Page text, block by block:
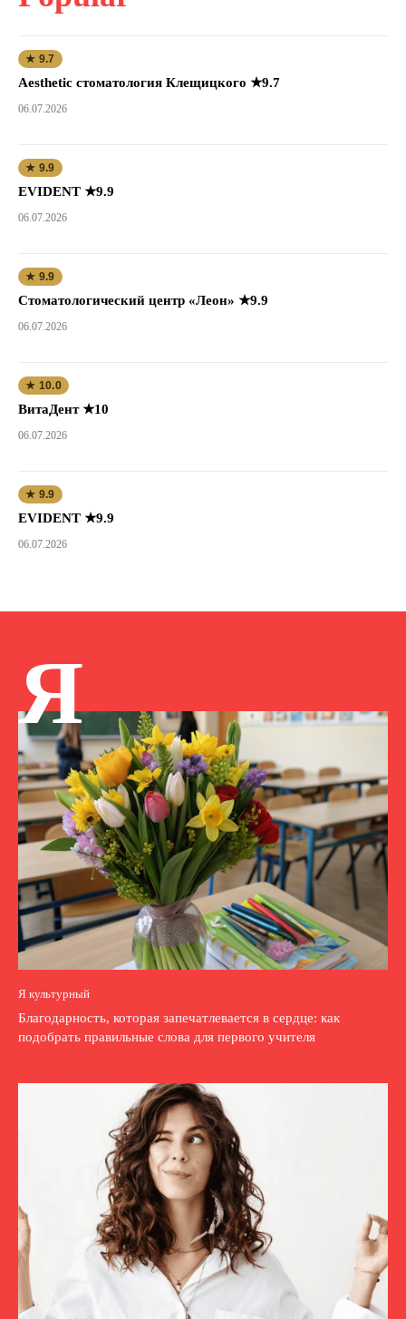
★ 9.7
Aesthetic стоматология Клещицкого ★9.7
06.07.2026
★ 9.9
EVIDENT ★9.9
06.07.2026
★ 9.9
Стоматологический центр «Леон» ★9.9
06.07.2026
★ 10.0
ВитаДент ★10
06.07.2026
★ 9.9
EVIDENT ★9.9
06.07.2026
Я
Я культурный
Благодарность, которая запечатлевается в сердце: как
подобрать правильные слова для первого учителя